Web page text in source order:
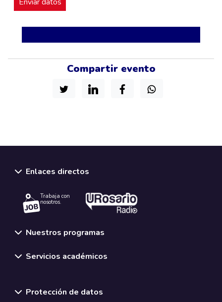
Compartir evento
Enlaces directos
Trabaja con
nosotros.
Nuestros programas
Servicios académicos
Protección de datos